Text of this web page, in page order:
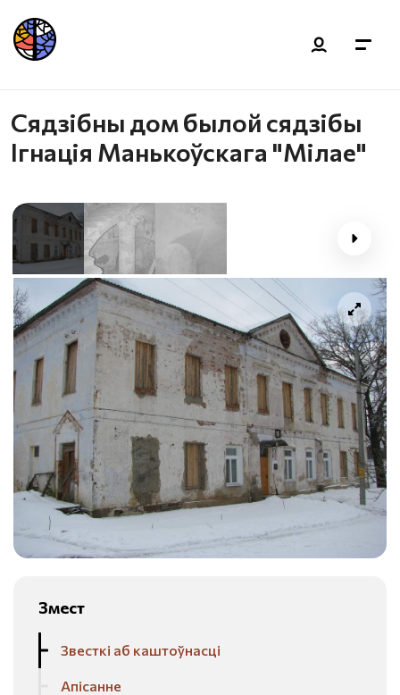
Сядзібны дом былой сядзібы
Ігнація Манькоўскага "Мілае"
Змест
Звесткі аб каштоўнасці
Апісанне